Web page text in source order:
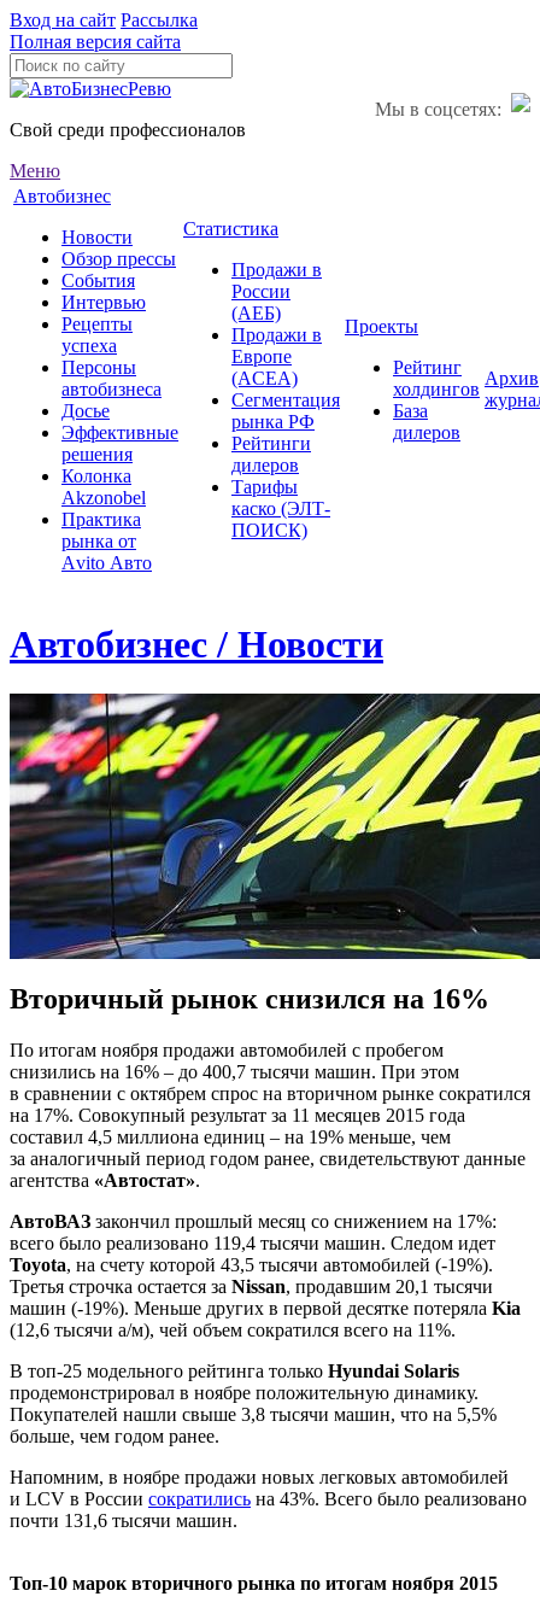
Вход на сайт Рассылка
Полная версия сайта
Мы в соцсетях:
Свой среди профессионалов
Меню
Автобизнес
Новости
Обзор прессы
События
Интервью
Рецепты
успеха
Персоны
автобизнеса
Досье
Эффективные
решения
Колонка
Akzonobel
Практика
рынка от
Аvito Авто
Статистика
Продажи в
России
(АЕБ)
Продажи в
Европе
(ACEA)
Сегментация
рынка РФ
Рейтинги
дилеров
Тарифы
каско (ЭЛТ-
ПОИСК)
Проекты
Рейтинг
холдингов
База
дилеров
Архив
Автобизнес / Новости
Вторичный рынок снизился на 16%
По итогам ноября продажи автомобилей с пробегом
снизились на 16% – до 400,7 тысячи машин. При этом
в сравнении с октябрем спрос на вторичном рынке сократился
на 17%. Совокупный результат за 11 месяцев 2015 года
составил 4,5 миллиона единиц – на 19% меньше, чем
за аналогичный период годом ранее, свидетельствуют данные
агентства «Автостат».
АвтоВАЗ закончил прошлый месяц со снижением на 17%:
всего было реализовано 119,4 тысячи машин. Следом идет
Toyota, на счету которой 43,5 тысячи автомобилей (-19%).
Третья строчка остается за Nissan, продавшим 20,1 тысячи
машин (-19%). Меньше других в первой десятке потеряла Kia
(12,6 тысячи а/м), чей объем сократился всего на 11%.
В топ-25 модельного рейтинга только Hyundai Solaris
продемонстрировал в ноябре положительную динамику.
Покупателей нашли свыше 3,8 тысячи машин, что на 5,5%
больше, чем годом ранее.
Напомним, в ноябре продажи новых легковых автомобилей
и LCV в России сократились на 43%. Всего было реализовано
почти 131,6 тысячи машин.
Топ-10 марок вторичного рынка по итогам ноября 2015